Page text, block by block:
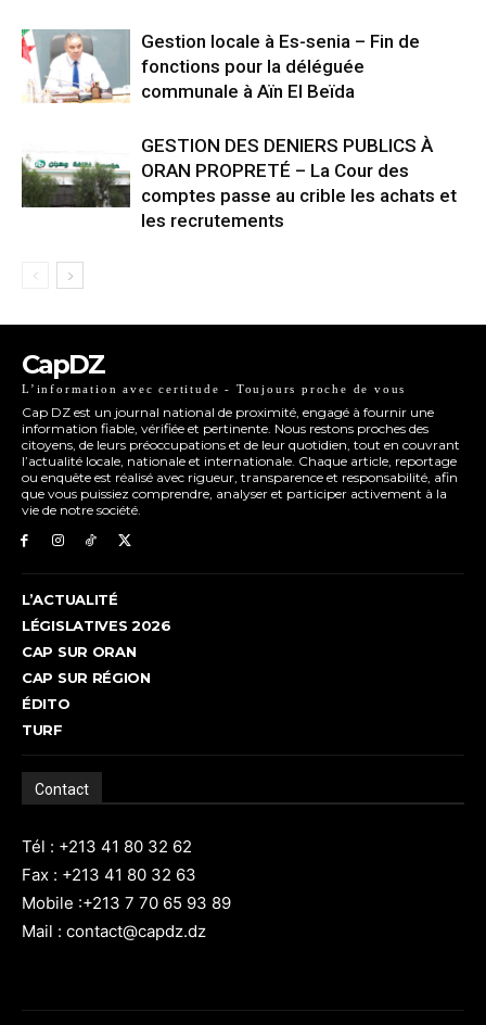
Gestion locale à Es-senia – Fin de
fonctions pour la déléguée
communale à Aïn El Beïda
GESTION DES DENIERS PUBLICS À
ORAN PROPRETÉ – La Cour des
comptes passe au crible les achats et
les recrutements
CapDZ
L’information avec certitude - Toujours proche de vous
Cap DZ est un journal national de proximité, engagé à fournir une
information fiable, vérifiée et pertinente. Nous restons proches des
citoyens, de leurs préoccupations et de leur quotidien, tout en couvrant
l’actualité locale, nationale et internationale. Chaque article, reportage
ou enquête est réalisé avec rigueur, transparence et responsabilité, afin
que vous puissiez comprendre, analyser et participer activement à la
vie de notre société.
L’ACTUALITÉ
LÉGISLATIVES 2026
CAP SUR ORAN
CAP SUR RÉGION
ÉDITO
TURF
Contact
Tél : +213 41 80 32 62
Fax : +213 41 80 32 63
Mobile :+213 7 70 65 93 89
Mail : contact@capdz.dz